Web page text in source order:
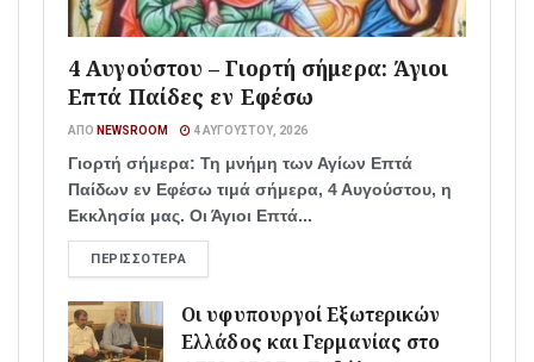
4 Αυγούστου – Γιορτή σήμερα: Άγιοι
Επτά Παίδες εν Εφέσω
ΑΠΌ NEWSROOM 4 ΑΥΓΟΎΣΤΟΥ, 2026
Γιορτή σήμερα: Τη μνήμη των Αγίων Επτά
Παίδων εν Εφέσω τιμά σήμερα, 4 Αυγούστου, η
Εκκλησία μας. Οι Άγιοι Επτά...
ΠΕΡΙΣΣΌΤΕΡΑ
Οι υφυπουργοί Εξωτερικών
Ελλάδος και Γερμανίας στο